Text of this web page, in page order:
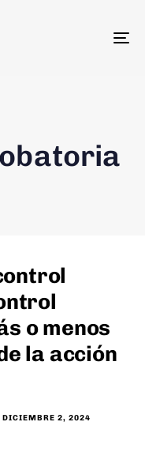
o menos
la acción
DICIEMBRE 2, 2024